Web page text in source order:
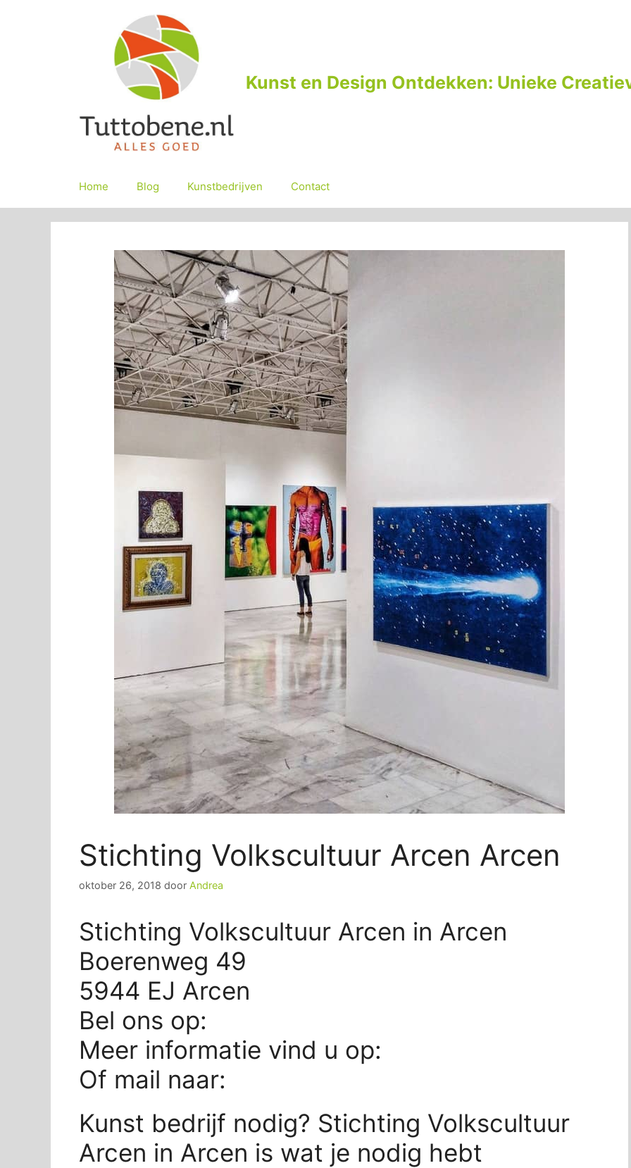
Kunst en Design Ontdekken: Unieke
Home Blog Kunstbedrijven Contact
Stichting Volkscultuur Arcen Arcen
oktober 26, 2018 door Andrea
Stichting Volkscultuur Arcen in Arcen
Boerenweg 49
5944 EJ Arcen
Bel ons op:
Meer informatie vind u op:
Of mail naar:
Kunst bedrijf nodig? Stichting Volkscultuur
Arcen in Arcen is wat je nodig hebt